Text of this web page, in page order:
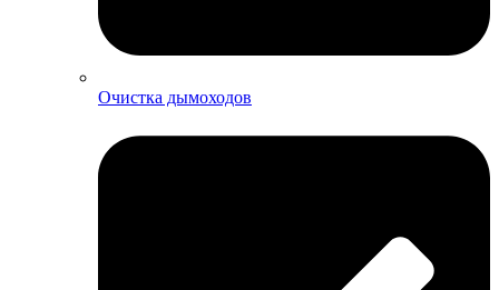
Очистка дымоходов